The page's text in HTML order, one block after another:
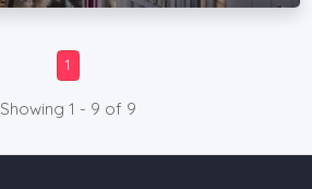
1
Showing 1 - 9 of 9